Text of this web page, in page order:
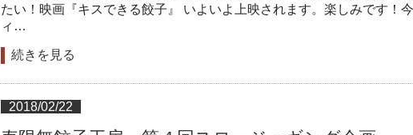
たい！映画『キスできる餃子』 いよいよ上映されます。楽しみです！
ィ…
続きを見る
2018/02/22